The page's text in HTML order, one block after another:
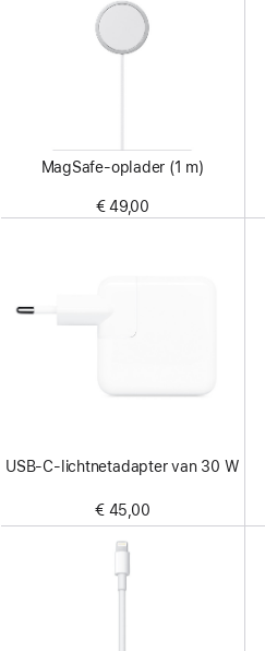
MagSafe-oplader (1 m)
€ 49,00
USB‑C-lichtnetadapter van 30 W
€ 45,00